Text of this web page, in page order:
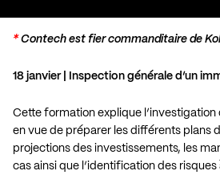
*Contech est fier commanditaire de
18 janvier | Inspection générale d’un
Cette formation explique l’investigation
en vue de préparer les différents plans
projections des investissements, les
cas ainsi que l’identification des risques